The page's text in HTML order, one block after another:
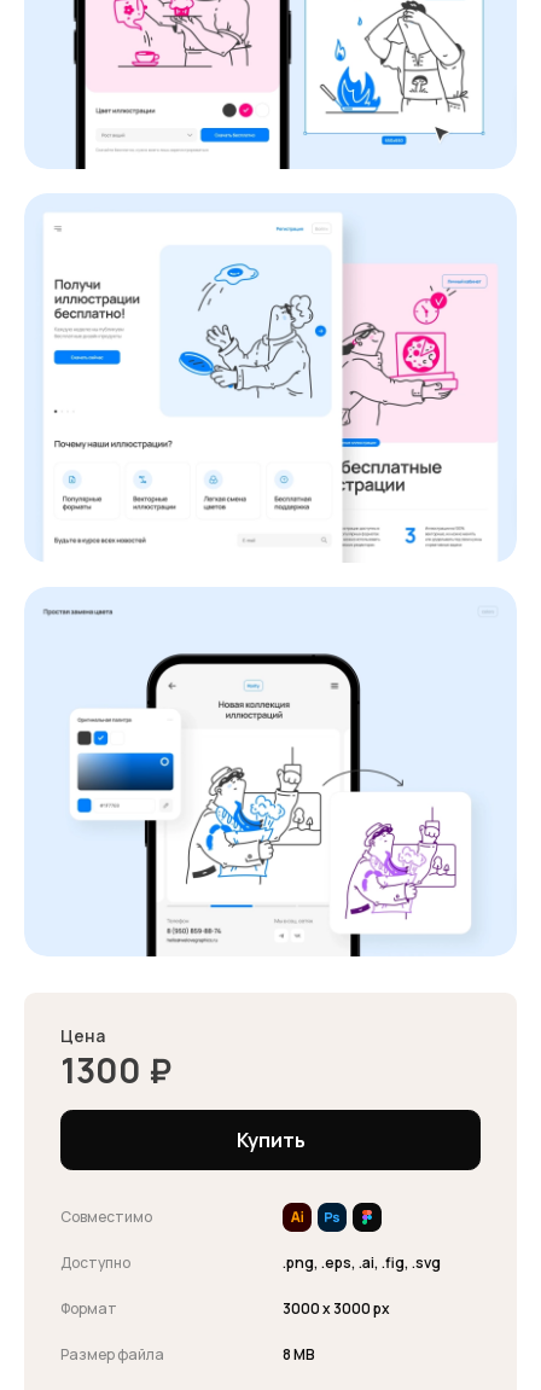
Цена
1300 ₽
Купить
Совместимо
Доступно .png, .eps, .ai, .fig, .svg
Формат 3000 x 3000 px
Размер файла 8 MB